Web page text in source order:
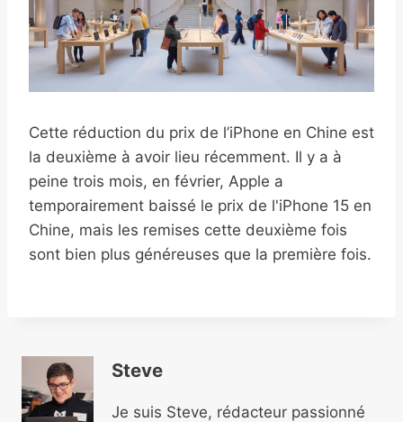
Cette réduction du prix de l’iPhone en Chine est
la deuxième à avoir lieu récemment. Il y a à
peine trois mois, en février, Apple a
temporairement baissé le prix de l'iPhone 15 en
Chine, mais les remises cette deuxième fois
sont bien plus généreuses que la première fois.
Steve
Je suis Steve, rédacteur passionné